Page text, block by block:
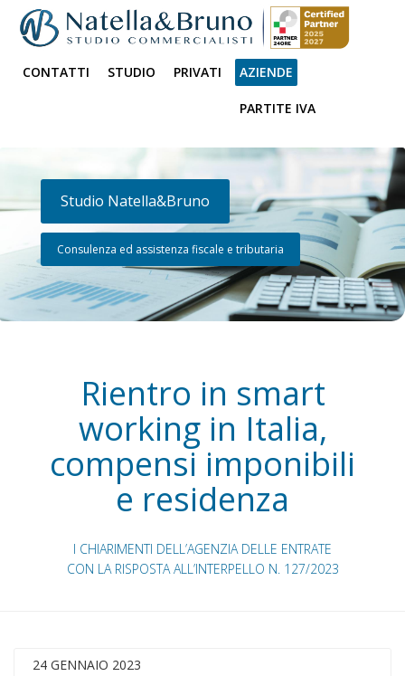
CONTATTI STUDIO PRIVATI AZIENDE
PARTITE IVA
Studio Natella&Bruno
Consulenza ed assistenza fiscale e tributaria
Rientro in smart
working in Italia,
compensi imponibili
e residenza
I CHIARIMENTI DELL’AGENZIA DELLE ENTRATE
CON LA RISPOSTA ALL’INTERPELLO N. 127/2023
24 GENNAIO 2023